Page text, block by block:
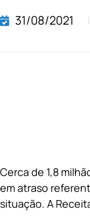
31/08/2021
Cerca de 1,8
em atraso
situação. A